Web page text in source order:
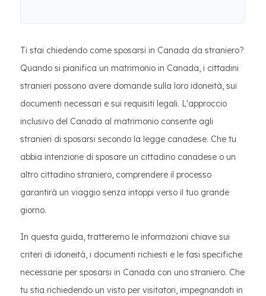
Ti stai chiedendo come sposarsi in Canada da straniero?
Quando si pianifica un matrimonio in Canada, i cittadini
stranieri possono avere domande sulla loro idoneità, sui
documenti necessari e sui requisiti legali. L'approccio
inclusivo del Canada al matrimonio consente agli
stranieri di sposarsi secondo la legge canadese. Che tu
abbia intenzione di sposare un cittadino canadese o un
altro cittadino straniero, comprendere il processo
garantirà un viaggio senza intoppi verso il tuo grande
giorno.
In questa guida, tratteremo le informazioni chiave sui
criteri di idoneità, i documenti richiesti e le fasi specifiche
necessarie per sposarsi in Canada con uno straniero. Che
tu stia richiedendo un visto per visitatori, impegnandoti in